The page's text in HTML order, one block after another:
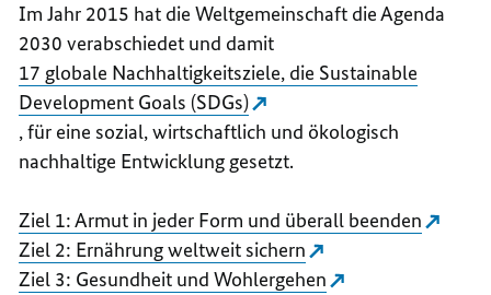
Im Jahr 2015 hat die Weltgemeinschaft die Agenda
2030 verabschiedet und damit
17 globale Nachhaltigkeitsziele, die Sustainable
Development Goals (SDGs)
, für eine sozial, wirtschaftlich und ökologisch
nachhaltige Entwicklung gesetzt.
Ziel 1: Armut in jeder Form und überall beenden
Ziel 2: Ernährung weltweit sichern
Ziel 3: Gesundheit und Wohlergehen